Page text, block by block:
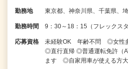
勤務地 東京都、神奈川県、千葉県、
勤務時間 9：30～18：15（フレックスタ
応募資格
未経験OK 年齢不問 ◎女性
◎直行直帰 ◎普通運転免許（
ます ◎自家用車が使える方大